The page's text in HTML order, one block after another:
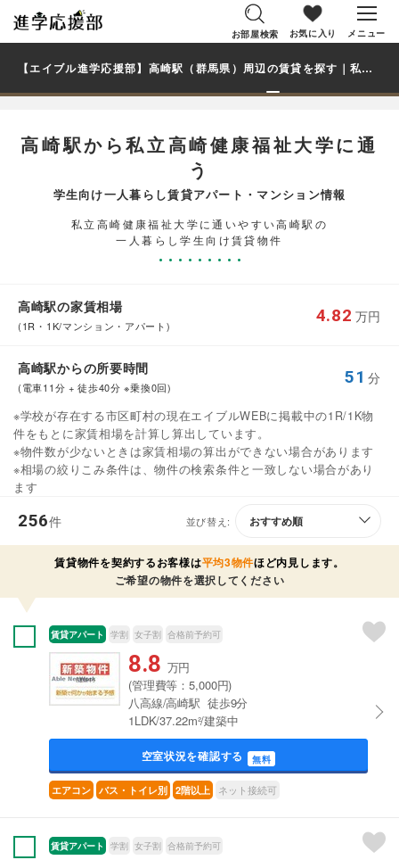
お部屋検索 お気に入り メニュー
【エイブル進学応援部】高崎駅（群馬県）周辺の賃貸を探す｜私立高崎健康福祉大学学生・大学生の一人暮らし向け賃貸マンション・アパート
高崎駅から私立高崎健康福祉大学に通
う
学生向け一人暮らし賃貸アパート・マンション情報
私立高崎健康福祉大学に通いやすい高崎駅の
一人暮らし学生向け賃貸物件
高崎駅の家賃相場
(1R・1K/マンション・アパート)
4.82 万円
高崎駅からの所要時間
(電車11分 + 徒歩40分 ※乗換0回)
51 分
※学校が存在する市区町村の現在エイブルWEBに掲載中の1R/1K物
件をもとに家賃相場を計算し算出しています。
※物件数が少ないときは家賃相場の算出ができない場合があります
※相場の絞りこみ条件は、物件の検索条件と一致しない場合があり
ます
256件 並び替え:
賃貸物件を契約するお客様は平均3物件ほど内見します。
ご希望の物件を選択してください
賃貸アパート 学割 女子割 合格前予約可
8.8 万円
(管理費等：5,000円)
八高線/高崎駅 徒歩9分
1LDK/37.22m²/建築中
空室状況を確認する 無料
エアコン バス・トイレ別 2階以上 ネット接続可
賃貸アパート 学割 女子割 合格前予約可